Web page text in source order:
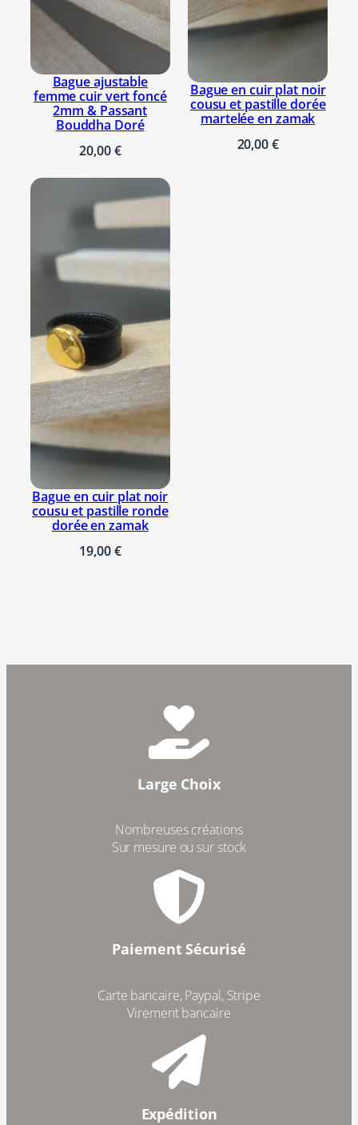
Bague ajustable
femme cuir vert foncé
2mm & Passant
Bouddha Doré
20,00€
Bague en cuir plat noir
cousu et pastille dorée
martelée en zamak
20,00€
Bague en cuir plat noir
cousu et pastille ronde
dorée en zamak
19,00€
Large Choix
Nombreuses créations
Sur mesure ou sur stock
Paiement Sécurisé
Carte bancaire, Paypal, Stripe
Virement bancaire
Expédition